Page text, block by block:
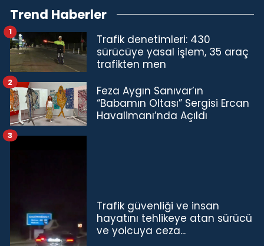
Trend Haberler
Trafik denetimleri: 430
sürücüye yasal işlem, 35 araç
trafikten men
1
Feza Aygın Sanıvar’ın
“Babamın Oltası” Sergisi Ercan
Havalimanı’nda Açıldı
2
Trafik güvenliği ve insan
hayatını tehlikeye atan sürücü
ve yolcuya ceza...
3